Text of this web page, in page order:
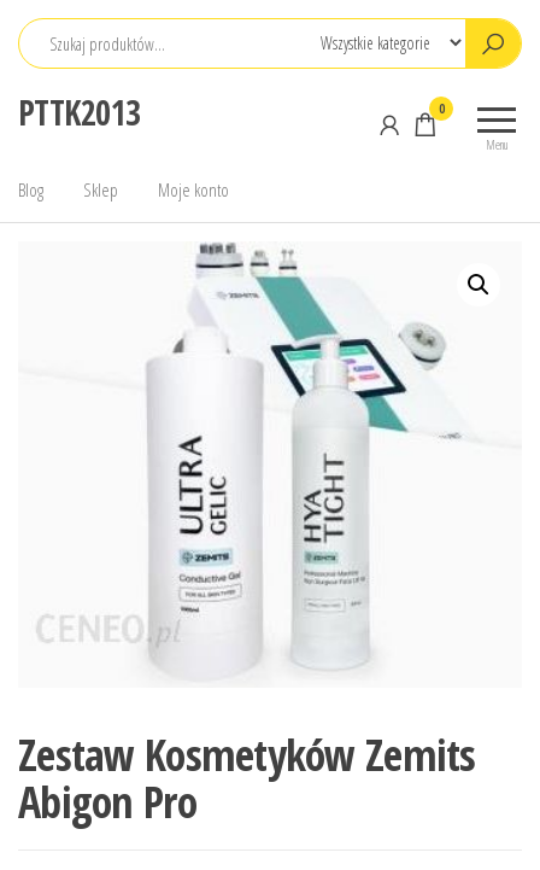
Przejdź
PTTK2013
Menu
0
Blog Sklep Moje konto
Zestaw Kosmetyków Zemits
Abigon Pro